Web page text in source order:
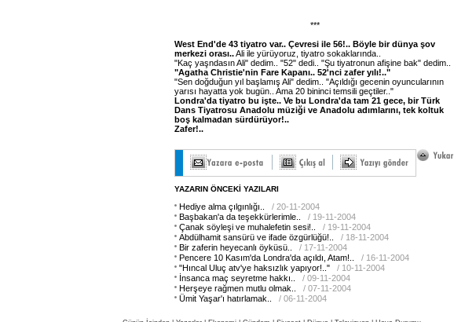
***
West End'de 43 tiyatro var.. Çevresi ile 56!.. Böyle bir dünya şov
merkezi orası..Ali ile yürüyoruz, tiyatro sokaklarında..
"Kaç yaşndasın Ali" dedim.. "52" dedi.. "Şu tiyatronun afişine bak" dedim..
"Agatha Christie'nin Fare Kapanı.. 52'nci zafer yılı!.."
"Sen doğduğun yıl başlamış Ali" dedim.. "Açıldığı gecenin oyuncularının
yarısı hayatta yok bugün.. Ama 20 bininci temsili geçtiler.."
Londra'da tiyatro bu işte.. Ve bu Londra'da tam 21 gece, bir Türk
Dans Tiyatrosu Anadolu müziği ve Anadolu adımlarını, tek koltuk
boş kalmadan sürdürüyor!..
Zafer!..
YAZARIN ÖNCEKİ YAZILARI
Hediye alma çılgınlığı..
/ 20-11-2004
Başbakan'a da teşekkürlerimle..
/ 19-11-2004
Çanak söyleşi ve muhalefetin sesi!..
/ 19-11-2004
Abdülhamit sansürü ve ifade özgürlüğü!..
/ 18-11-2004
Bir zaferin heyecanlı öyküsü..
/ 17-11-2004
Pencere 10 Kasım'da Londra'da açıldı, Atam!..
/ 16-11-2004
"Hıncal Uluç atv'ye haksızlık yapıyor!.."
/ 10-11-2004
İnsanca maç seyretme hakkı..
/ 09-11-2004
Herşeye rağmen mutlu olmak..
/ 07-11-2004
Ümit Yaşar'ı hatırlamak..
/ 06-11-2004